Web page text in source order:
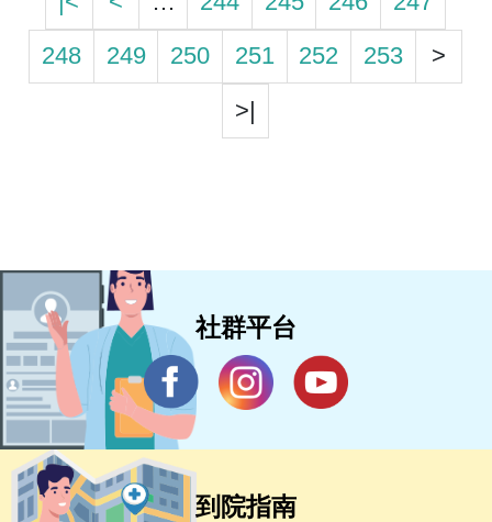
248
249 250 251 252 253
>
>|
社群平台
到院指南